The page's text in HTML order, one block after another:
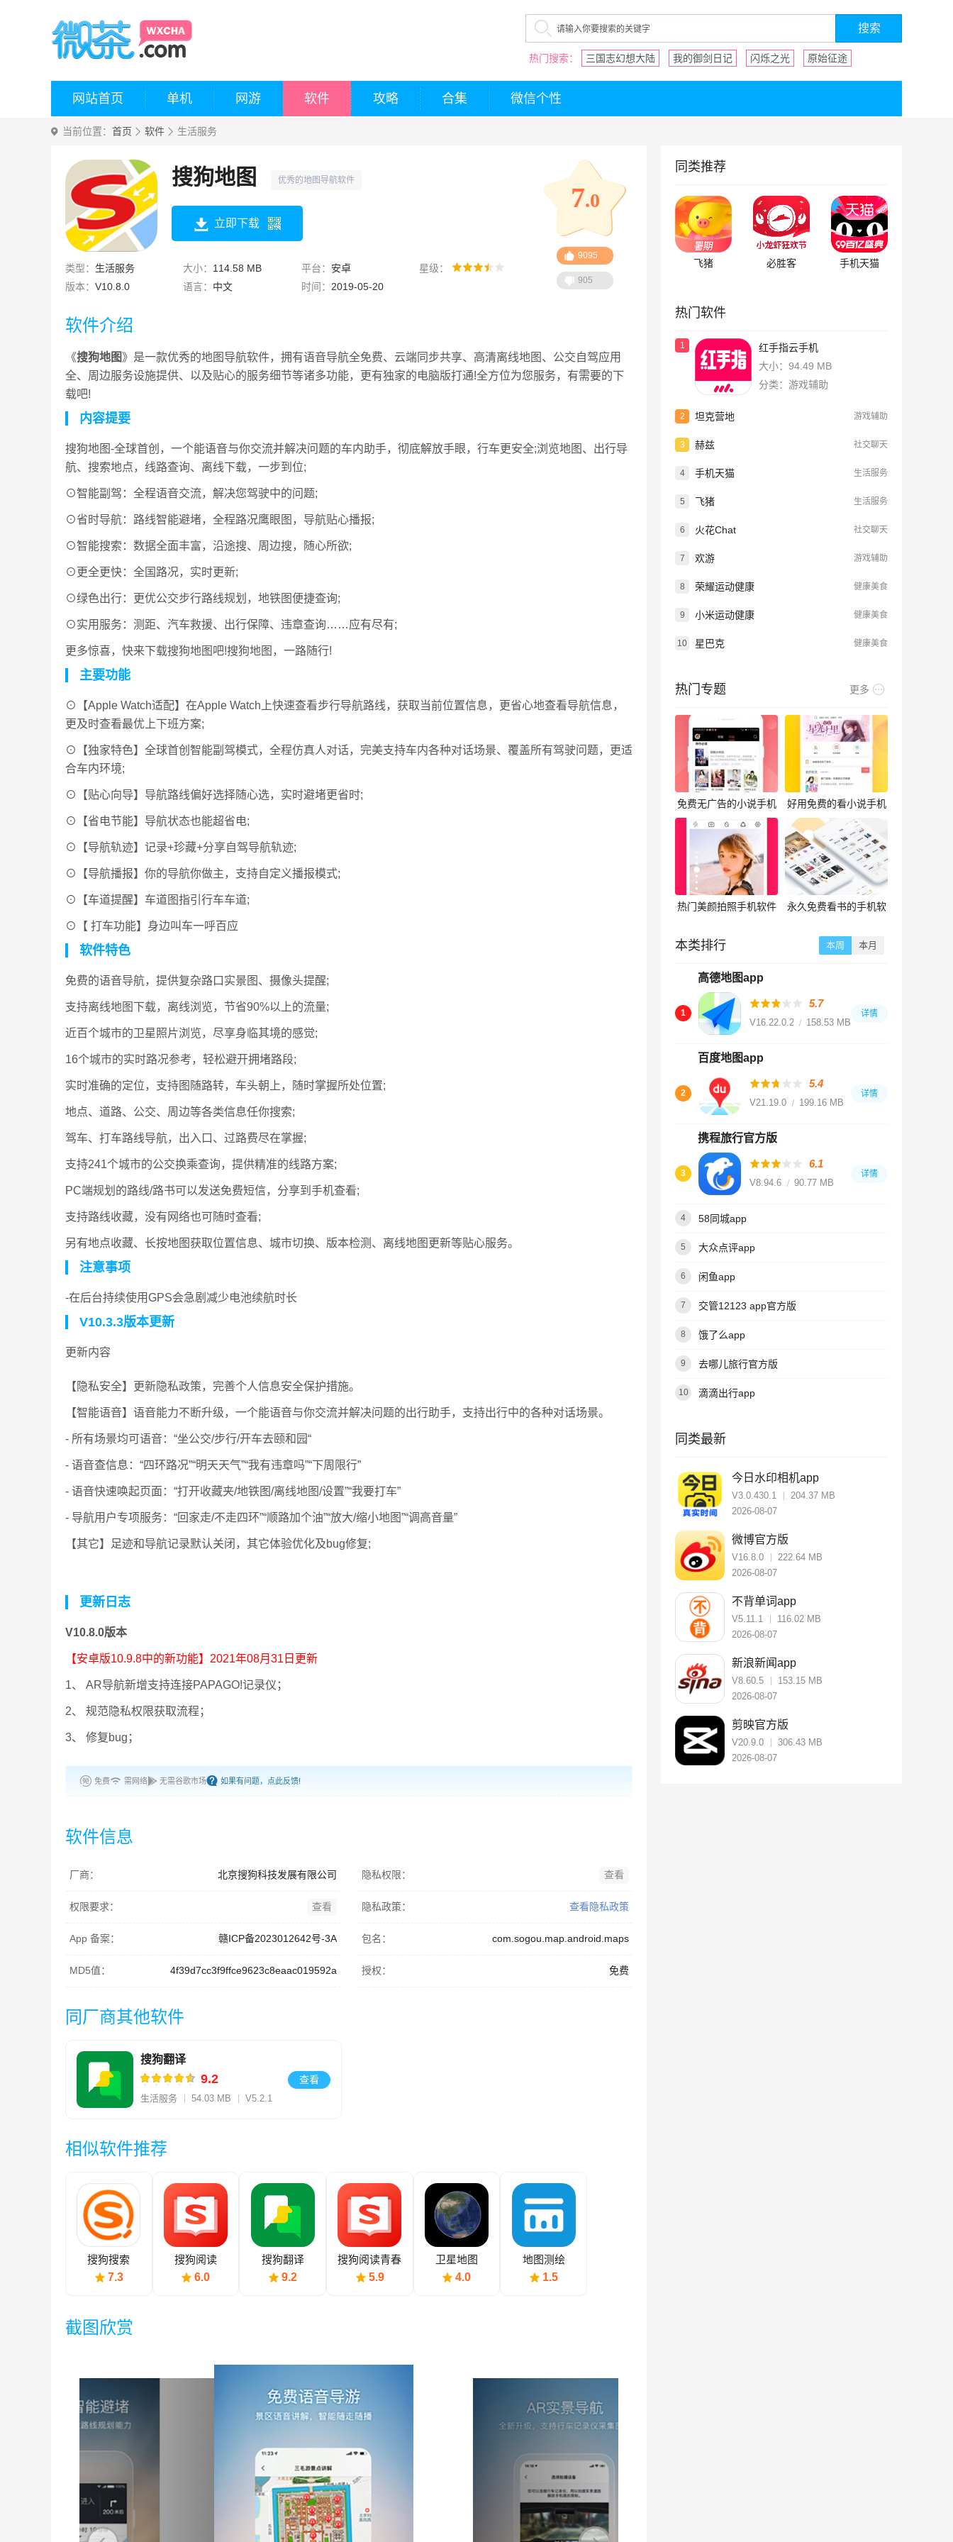
热门搜索： 三国志幻想大陆 我的御剑日记 闪烁之光 原始征途
网站首页 单机 网游 软件 攻略 合集 微信个性
当前位置： 首页 软件 生活服务
搜狗地图 优秀的地图导航软件
立即下载
类型： 生活服务 大小： 114.58 MB 平台： 安卓
星级：
版本： V10.8.0 语言： 中文 时间： 2019-05-20
7.0
9095
905
软件介绍
《搜狗地图》是一款优秀的地图导航软件，拥有语音导航全免费、云端同步共享、高清离线地图、公交自驾应用
全、周边服务设施提供、以及贴心的服务细节等诸多功能，更有独家的电脑版打通!全方位为您服务，有需要的下
载吧!
内容提要
搜狗地图-全球首创，一个能语音与你交流并解决问题的车内助手，彻底解放手眼，行车更安全;浏览地图、出行导
航、搜索地点，线路查询、离线下载，一步到位;
⊙智能副驾：全程语音交流，解决您驾驶中的问题;
⊙省时导航：路线智能避堵，全程路况鹰眼图，导航贴心播报;
⊙智能搜索：数据全面丰富，沿途搜、周边搜，随心所欲;
⊙更全更快：全国路况，实时更新;
⊙绿色出行：更优公交步行路线规划，地铁图便捷查询;
⊙实用服务：测距、汽车救援、出行保障、违章查询……应有尽有;
更多惊喜，快来下载搜狗地图吧!搜狗地图，一路随行!
主要功能
⊙【Apple Watch适配】在Apple Watch上快速查看步行导航路线，获取当前位置信息，更省心地查看导航信息，
更及时查看最优上下班方案;
⊙【独家特色】全球首创智能副驾模式，全程仿真人对话，完美支持车内各种对话场景、覆盖所有驾驶问题，更适
合车内环境;
⊙【贴心向导】导航路线偏好选择随心选，实时避堵更省时;
⊙【省电节能】导航状态也能超省电;
⊙【导航轨迹】记录+珍藏+分享自驾导航轨迹;
⊙【导航播报】你的导航你做主，支持自定义播报模式;
⊙【车道提醒】车道图指引行车车道;
⊙【 打车功能】身边叫车一呼百应
软件特色
免费的语音导航，提供复杂路口实景图、摄像头提醒;
支持离线地图下载，离线浏览，节省90%以上的流量;
近百个城市的卫星照片浏览，尽享身临其境的感觉;
16个城市的实时路况参考，轻松避开拥堵路段;
实时准确的定位，支持图随路转，车头朝上，随时掌握所处位置;
地点、道路、公交、周边等各类信息任你搜索;
驾车、打车路线导航，出入口、过路费尽在掌握;
支持241个城市的公交换乘查询，提供精准的线路方案;
PC端规划的路线/路书可以发送免费短信，分享到手机查看;
支持路线收藏，没有网络也可随时查看;
另有地点收藏、长按地图获取位置信息、城市切换、版本检测、离线地图更新等贴心服务。
注意事项
-在后台持续使用GPS会急剧减少电池续航时长
V10.3.3版本更新
更新内容
【隐私安全】更新隐私政策，完善个人信息安全保护措施。
【智能语音】语音能力不断升级，一个能语音与你交流并解决问题的出行助手，支持出行中的各种对话场景。
- 所有场景均可语音：“坐公交/步行/开车去颐和园“
- 语音查信息：“四环路况”“明天天气”“我有违章吗”“下周限行”
- 语音快速唤起页面：“打开收藏夹/地铁图/离线地图/设置”“我要打车”
- 导航用户专项服务：“回家走/不走四环”“顺路加个油”“放大/缩小地图”“调高音量”
【其它】足迹和导航记录默认关闭，其它体验优化及bug修复;
更新日志
V10.8.0版本
【安卓版10.9.8中的新功能】2021年08月31日更新
1、 AR导航新增支持连接PAPAGO!记录仪；
2、 规范隐私权限获取流程；
3、 修复bug；
免费 需网络 无需谷歌市场 如果有问题，点此反馈!
软件信息
厂商： 北京搜狗科技发展有限公司 隐私权限： 查看
权限要求： 查看 隐私政策： 查看隐私政策
App 备案： 赣ICP备2023012642号-3A 包名： com.sogou.map.android.maps
MD5值： 4f39d7cc3f9ffce9623c8eaac019592a 授权： 免费
同厂商其他软件
搜狗翻译
9.2
生活服务 54.03 MB V5.2.1
查看
相似软件推荐
搜狗搜索
7.3
搜狗阅读
6.0
搜狗翻译
9.2
搜狗阅读青春
版5.9
卫星地图
4.0
地图测绘
1.5
截图欣赏
同类推荐
飞猪 必胜客 手机天猫
热门软件
1
红手指云手机
大小：94.49 MB
分类：游戏辅助
2 坦克营地 游戏辅助
3 赫兹 社交聊天
4 手机天猫 生活服务
5 飞猪 生活服务
6 火花Chat 社交聊天
7 欢游 游戏辅助
8 荣耀运动健康 健康美食
9 小米运动健康 健康美食
10 星巴克 健康美食
热门专题 更多
免费无广告的小说手机
好用免费的看小说手机
软件合集
热门美颜拍照手机软件
永久免费看书的手机软
本类排行 本周 本月
高德地图app
1
5.7
V16.22.0.2018158.53 MB
详情
百度地图app
2
5.4
V21.19.0 199.16 MB
详情
携程旅行官方版
3
6.1
V8.94.6 90.77 MB
详情
4 58同城app
5 大众点评app
6 闲鱼app
7 交管12123 app官方版
8 饿了么app
9 去哪儿旅行官方版
10 滴滴出行app
同类最新
今日水印相机app
V3.0.430.1
204.37 MB
2026-08-07
微博官方版
V16.8.0
222.64 MB
2026-08-07
不背单词app
V5.11.1
116.02 MB
2026-08-07
新浪新闻app
V8.60.5
153.15 MB
2026-08-07
剪映官方版
V20.9.0
306.43 MB
2026-08-07